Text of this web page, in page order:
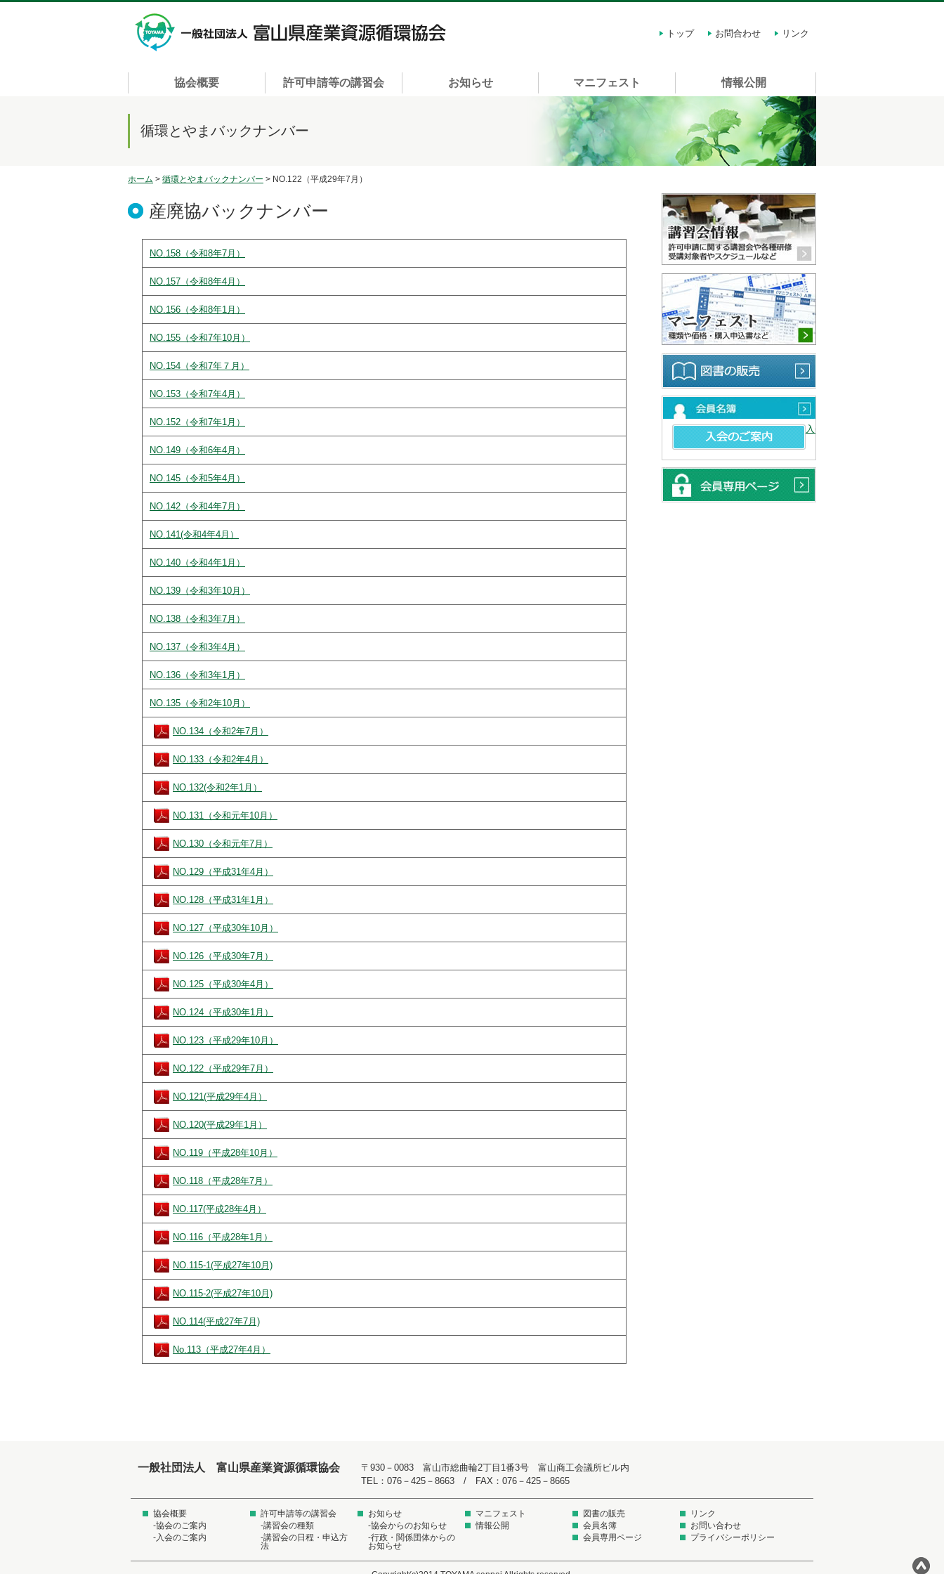
トップ
お問合わせ リンク
協会概要 許可申請等の講習会 お知らせ マニフェスト 情報公開
循環とやまバックナンバー
ホーム > 循環とやまバックナンバー > NO.122（平成29年7月）
産廃協バックナンバー
NO.158（令和8年7月）
NO.157（令和8年4月）
NO.156（令和8年1月）
NO.155（令和7年10月）
NO.154（令和7年７月）
NO.153（令和7年4月）
NO.152（令和7年1月）
NO.149（令和6年4月）
NO.145（令和5年4月）
NO.142（令和4年7月）
NO.141(令和4年4月）
NO.140（令和4年1月）
NO.139（令和3年10月）
NO.138（令和3年7月）
NO.137（令和3年4月）
NO.136（令和3年1月）
NO.135（令和2年10月）
NO.134（令和2年7月）
NO.133（令和2年4月）
NO.132(令和2年1月）
NO.131（令和元年10月）
NO.130（令和元年7月）
NO.129（平成31年4月）
NO.128（平成31年1月）
NO.127（平成30年10月）
NO.126（平成30年7月）
NO.125（平成30年4月）
NO.124（平成30年1月）
NO.123（平成29年10月）
NO.122（平成29年7月）
NO.121(平成29年4月）
NO.120(平成29年1月）
NO.119（平成28年10月）
NO.118（平成28年7月）
NO.117(平成28年4月）
NO.116（平成28年1月）
NO.115-1(平成27年10月)
NO.115-2(平成27年10月)
NO.114(平成27年7月)
No.113（平成27年4月）
入会のご案内
一般社団法人 富山県産業資源循環協会
〒930－0083 富山市総曲輪2丁目1番3号 富山商工会議所ビル内
TEL：076－425－8663 / FAX：076－425－8665
協会概要
-協会のご案内
-入会のご案内
許可申請等の講習会
-講習会の種類
-講習会の日程・申込方
法
お知らせ
-協会からのお知らせ
-行政・関係団体からの
お知らせ
マニフェスト
情報公開
図書の販売
会員名簿
会員専用ページ
リンク
お問い合わせ
プライバシーポリシー